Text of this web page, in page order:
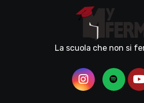
La scuola che non si